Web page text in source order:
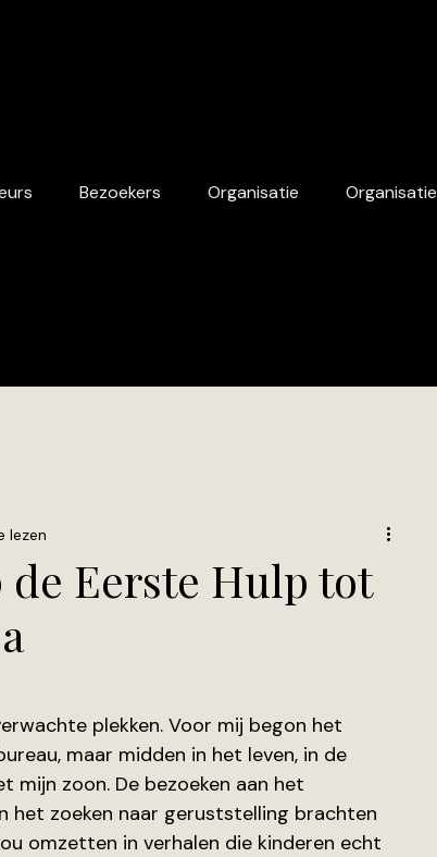
Bezoekers Organisatie Organisatie
Eerste Hulp tot
lezen
plekken. Voor mij begon het
maar midden in het leven, in de
mijn zoon. De bezoeken aan het
het zoeken naar geruststelling brachten
omzetten in verhalen die kinderen echt